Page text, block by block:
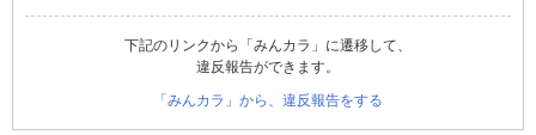
下記のリンクから「みんカラ」に遷移して、
違反報告ができます。
「みんカラ」から、違反報告をする